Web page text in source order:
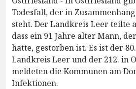
Todesfall, der in
steht. Der Landkreis Leer teilte
dass ein 91 Jahre alter Mann,
hatte, gestorben ist. Es ist der
Landkreis Leer und der 212. in
meldeten die Kommunen am
Infektionen.